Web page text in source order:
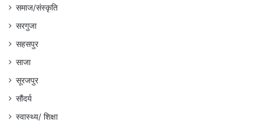
समाज/संस्कृति
सरगुजा
सहसपुर
साजा
सूरजपुर
सौंदर्य
स्वास्थ्य/ शिक्षा